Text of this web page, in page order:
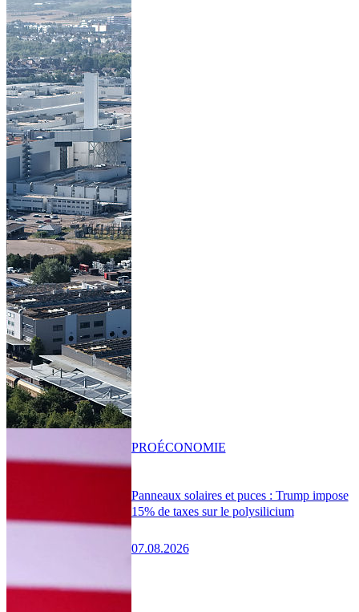
Panneaux solaires et puces : Trump impose
15% de taxes sur le polysilicium
07.08.2026
PROÉCONOMIE